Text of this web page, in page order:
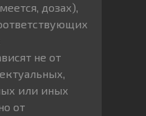
дозах),
не от
или иных
от